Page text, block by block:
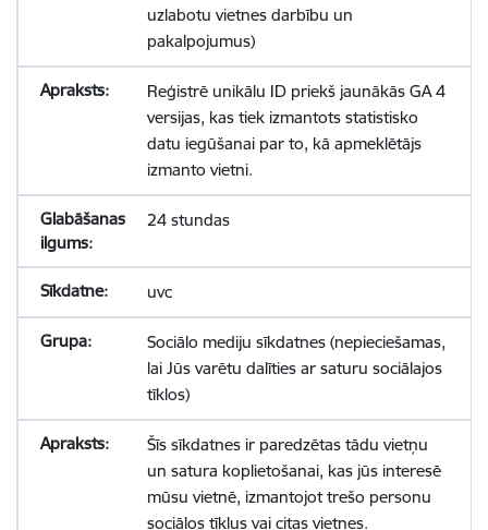
uzlabotu vietnes darbību un
pakalpojumus)
Reģistrē unikālu ID priekš jaunākās GA 4
versijas, kas tiek izmantots statistisko
datu iegūšanai par to, kā apmeklētājs
izmanto vietni.
24 stundas
uvc
Sociālo mediju sīkdatnes (nepieciešamas,
lai Jūs varētu dalīties ar saturu sociālajos
tīklos)
Šīs sīkdatnes ir paredzētas tādu vietņu
un satura koplietošanai, kas jūs interesē
mūsu vietnē, izmantojot trešo personu
sociālos tīklus vai citas vietnes.